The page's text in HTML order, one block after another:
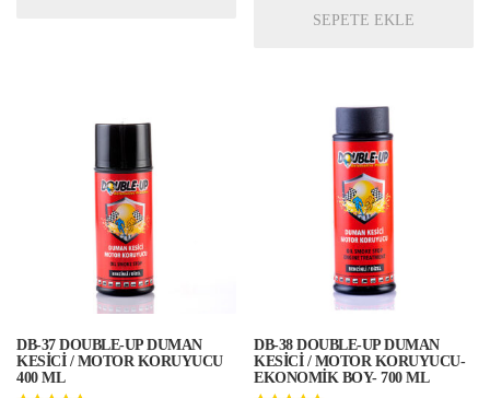
SEPETE EKLE
DB-37 DOUBLE-UP DUMAN
KESİCİ / MOTOR KORUYUCU
400 ML
DB-38 DOUBLE-UP DUMAN
KESİCİ / MOTOR KORUYUCU-
EKONOMİK BOY- 700 ML